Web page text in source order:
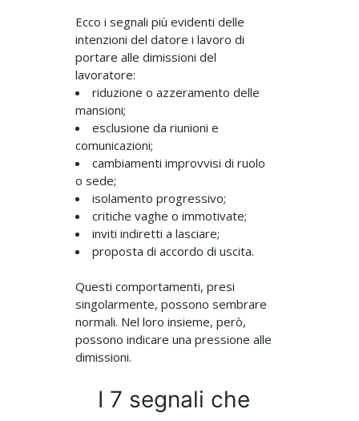
Ecco i segnali più evidenti delle
intenzioni del datore i lavoro di
portare alle dimissioni del
lavoratore:
riduzione o azzeramento delle
mansioni;
esclusione da riunioni e
comunicazioni;
cambiamenti improvvisi di ruolo
o sede;
isolamento progressivo;
critiche vaghe o immotivate;
inviti indiretti a lasciare;
proposta di accordo di uscita.
Questi comportamenti, presi
singolarmente, possono sembrare
normali. Nel loro insieme, però,
possono indicare una pressione alle
dimissioni.
I 7 segnali che